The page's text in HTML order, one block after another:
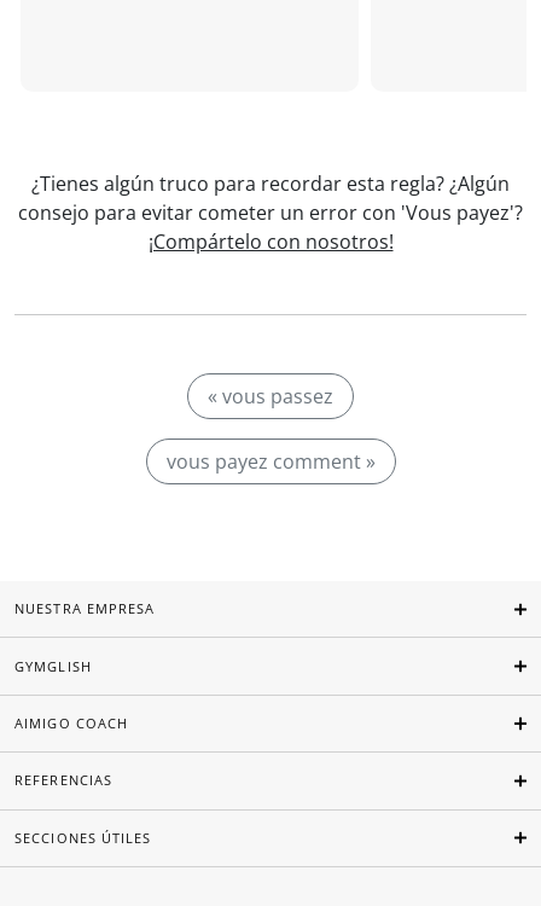
¿Tienes algún truco para recordar esta regla? ¿Algún
consejo para evitar cometer un error con 'Vous payez'?
¡Compártelo con nosotros!
« vous passez
vous payez comment »
NUESTRA EMPRESA
GYMGLISH
AIMIGO COACH
REFERENCIAS
SECCIONES ÚTILES